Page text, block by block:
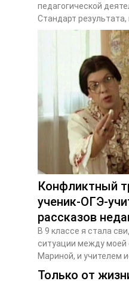
педагогической
Стандарт результата,
Конфликтный
ученик-ОГЭ-
рассказов
В 9 классе я стала
ситуации между моей
Мариной, и учителем
Только от